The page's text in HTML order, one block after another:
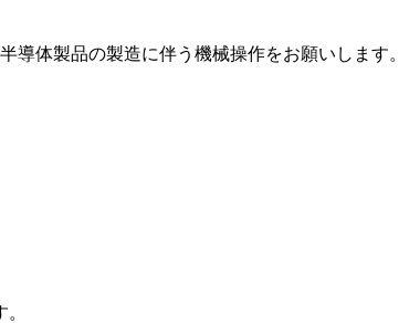
導体製品の製造に伴う機械操作をお願いします。